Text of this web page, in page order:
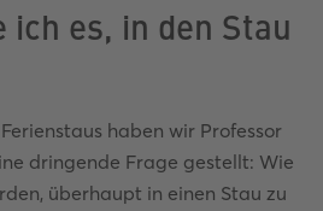
ich es, in den Stau
haben wir Professor
dringende Frage gestellt: Wie
überhaupt in einen Stau zu